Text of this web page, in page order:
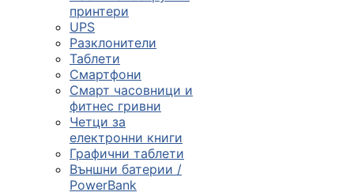
принтери
UPS
Разклонители
Таблети
Смартфони
Смарт часовници и
фитнес гривни
Четци за
електронни книги
Графични таблети
Външни батерии /
PowerBank